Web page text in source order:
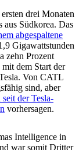
drei Monaten
aus Südkorea. Das
abgespaltene
Gigawattstunden
zehn Prozent
dem Start der
Von CATL
sind, aber
der Tesla-
vorhersagen.
Intelligence in
war somit Dritter